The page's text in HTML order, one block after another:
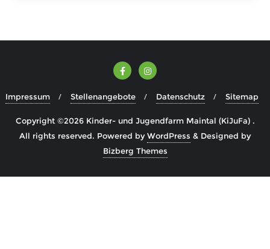
Impressum Stellenangebote Datenschutz Sitemap
Copyright ©2026 Kinder- und Jugendfarm Maintal (KiJuFa) .
All rights reserved. Powered byWordPress & Designed by
Bizberg Themes